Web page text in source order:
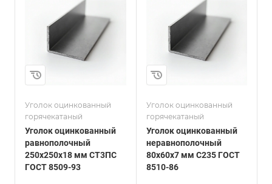
Уголок оцинкованный
горячекатаный
Уголок оцинкованный
равнополочный
250х250х18 мм СТ3ПС
ГОСТ 8509-93
Неравнополочны
й
Высота, мм
60
С235
ГОСТ, ТУ
ГОСТ 8510-86
Покрытие
Оцинкованное
Уголок оцинкованный
горячекатаный
Уголок оцинкованный
неравнополочный
80х60х7 мм С235 ГОСТ
8510-86
Неравнополочны
й
Высота, мм
65
08ПС
ГОСТ, ТУ
ГОСТ 8510-86
Покрытие
Оцинкованное